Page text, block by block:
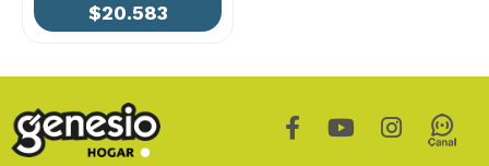
$20.583